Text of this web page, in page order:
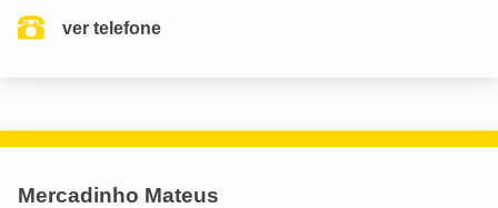
ver telefone
Mercadinho Mateus